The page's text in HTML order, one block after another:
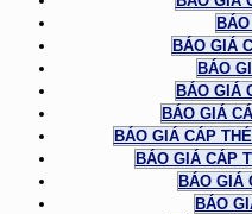
BÁO GIÁ
BÁO
BÁO GIÁ
BÁO GIÁ
BÁO GIÁ CÁP
BÁO GIÁ CÁP
BÁO GIÁ
BÁO